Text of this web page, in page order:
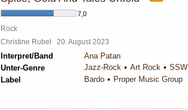
7,0
Rock
Christine Rubel 20. August 2023
Interpret/Band
Ana Patan
Unter-Genre
Jazz-Rock Art Rock
SSW
Label
Bardo Proper Music Group